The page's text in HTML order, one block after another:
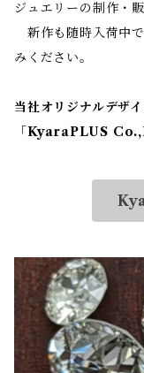
ジュエリーの制作・
新作も随時入荷中
みください。
当社オリジナルデザ
「KyaraPLUS